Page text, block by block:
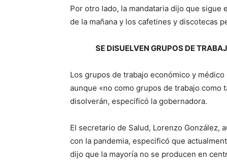
Por otro lado, la mandataria dijo que sigue
de la mañana y los cafetines y discotecas
SE DISUELVEN GRUPOS DE
Los grupos de trabajo económico y
aunque «no como grupos de trabajo como
disolverán, especificó la gobernadora.
El secretario de Salud, Lorenzo González,
con la pandemia, especificó que
dijo que la mayoría no se producen en